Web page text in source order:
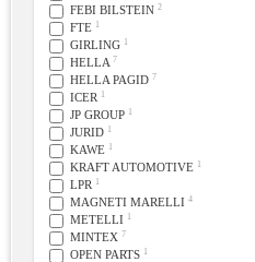
FEBI BILSTEIN 2
FTE 1
GIRLING 1
HELLA 7
HELLA PAGID 7
ICER 1
JP GROUP 1
JURID 1
KAWE 1
KRAFT AUTOMOTIVE 1
LPR 1
MAGNETI MARELLI 4
METELLI 1
MINTEX 7
OPEN PARTS 1